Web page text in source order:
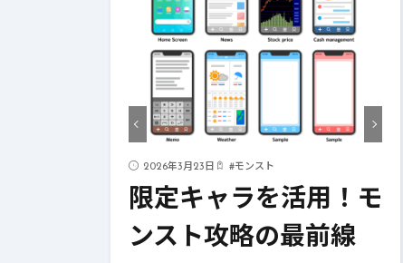
2026年3月23日 #モンスト
限定キャラを活用！モ
ンスト攻略の最前線